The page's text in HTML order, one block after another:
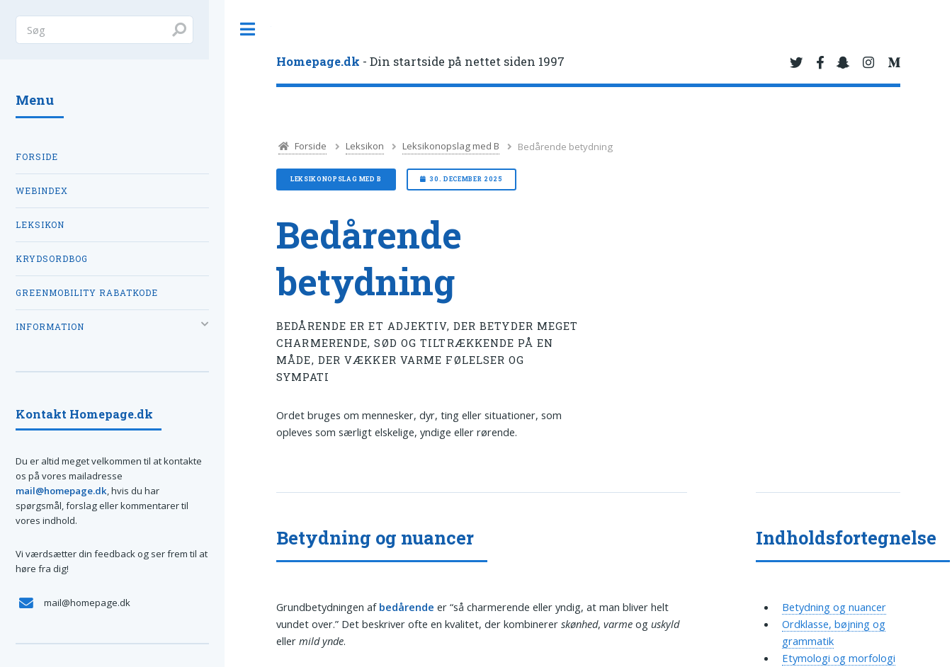
Homepage.dk - Din startside på nettet siden 1997
Forside Leksikon Leksikonopslag med B Bedårende betydning
LEKSIKONOPSLAG MED B 30. DECEMBER 2025
Bedårende
betydning
BEDÅRENDE ER ET ADJEKTIV, DER BETYDER MEGET
CHARMERENDE, SØD OG TILTRÆKKENDE PÅ EN
MÅDE, DER VÆKKER VARME FØLELSER OG
SYMPATI
Ordet bruges om mennesker, dyr, ting eller situationer, som
opleves som særligt elskelige, yndige eller rørende.
Betydning og nuancer
Grundbetydningen af bedårende er “så charmerende eller yndig, at man bliver helt
vundet over.” Det beskriver ofte en kvalitet, der kombinererskønhed,varme oguskyld
ellermild ynde.
Indholdsfortegnelse
Betydning og nuancer
Ordklasse, bøjning og
grammatik
Etymologi og morfologi
Menu
FORSIDE
WEBINDEX
LEKSIKON
KRYDSORDBOG
GREENMOBILITY RABATKODE
INFORMATION
Kontakt Homepage.dk
Du er altid meget velkommen til at kontakte
os på vores mailadresse
mail@homepage.dk, hvis du har
spørgsmål, forslag eller kommentarer til
vores indhold.
Vi værdsætter din feedback og ser frem til at
høre fra dig!
mail@homepage.dk